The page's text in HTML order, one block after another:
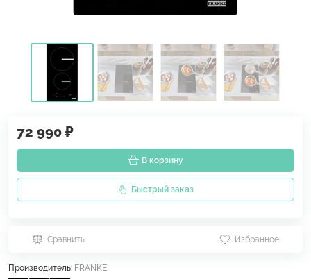
72 990 ₽
В корзину
Быстрый заказ
Сравнить Избранное
Производитель: FRANKE